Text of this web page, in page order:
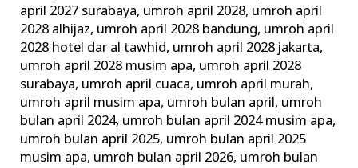
april 2027 surabaya, umroh april 2028, umroh april
2028 alhijaz, umroh april 2028 bandung, umroh april
2028 hotel dar al tawhid, umroh april 2028 jakarta,
umroh april 2028 musim apa, umroh april 2028
surabaya, umroh april cuaca, umroh april murah,
umroh april musim apa, umroh bulan april, umroh
bulan april 2024, umroh bulan april 2024 musim apa,
umroh bulan april 2025, umroh bulan april 2025
musim apa, umroh bulan april 2026, umroh bulan